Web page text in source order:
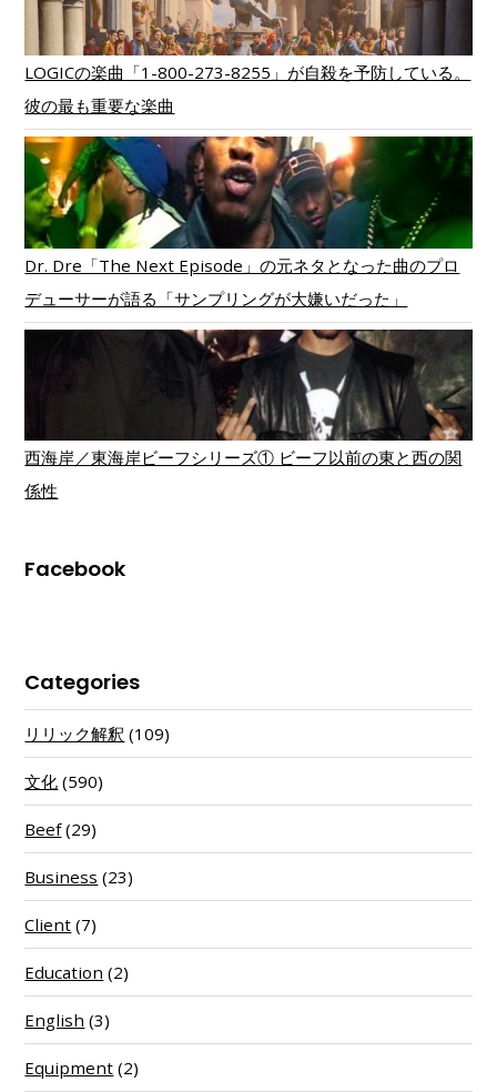
LOGICの楽曲「1-800-273-8255」が自殺を予防している。
彼の最も重要な楽曲
Dr. Dre「The Next Episode」の元ネタとなった曲のプロ
デューサーが語る「サンプリングが大嫌いだった」
西海岸／東海岸ビーフシリーズ① ビーフ以前の東と西の関
係性
Facebook
Categories
リリック解釈 (109)
文化 (590)
Beef(29)
Business (23)
Client (7)
Education (2)
English (3)
Equipment (2)